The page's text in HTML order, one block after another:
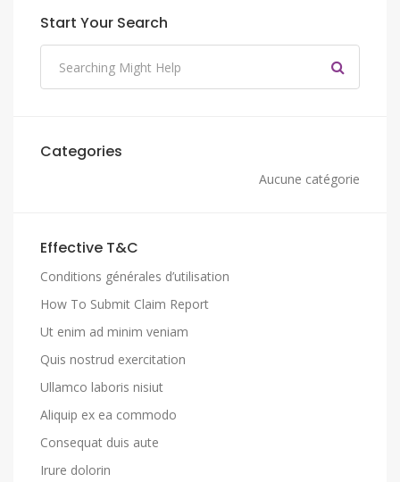
Start Your Search
Categories
Aucune catégorie
Effective T&C
Conditions générales d’utilisation
How To Submit Claim Report
Ut enim ad minim veniam
Quis nostrud exercitation
Ullamco laboris nisiut
Aliquip ex ea commodo
Consequat duis aute
Irure dolorin